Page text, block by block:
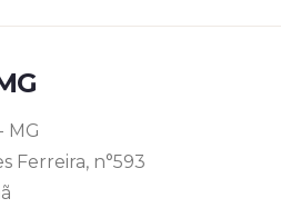
MG
Ferreira, n°593